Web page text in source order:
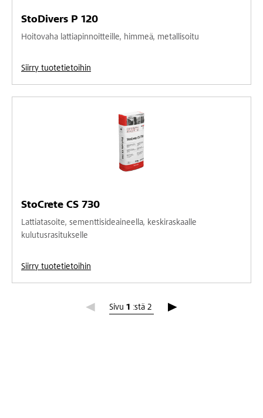
StoDivers P 120
Hoitovaha lattiapinnoitteille, himmeä, metallisoitu
Siirry tuotetietoihin
StoCrete CS 730
Lattiatasoite, sementtisideaineella, keskiraskaalle
kulutusrasitukselle
Siirry tuotetietoihin
Sivu 1 :stä 2
Sivu 1